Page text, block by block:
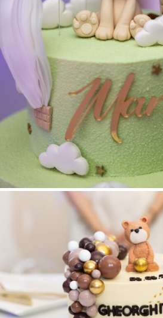
ÎNCREȘTINAREA LUI